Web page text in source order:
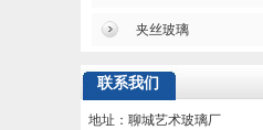
夹丝玻璃
联系我们
地址：聊城艺术玻璃厂